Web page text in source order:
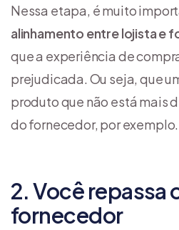
Nessa etapa, é muito
alinhamento entre lojista e
que a experiência de
prejudicada. Ou seja, que
produto que não está mais
do fornecedor, por exemplo.
2. Você repassa
fornecedor